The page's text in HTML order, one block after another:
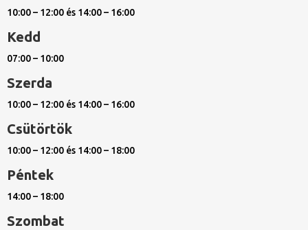
10:00 – 12:00 és 14:00 – 16:00
Kedd
07:00 – 10:00
Szerda
10:00 – 12:00 és 14:00 – 16:00
Csütörtök
10:00 – 12:00 és 14:00 – 18:00
Péntek
14:00 – 18:00
Szombat